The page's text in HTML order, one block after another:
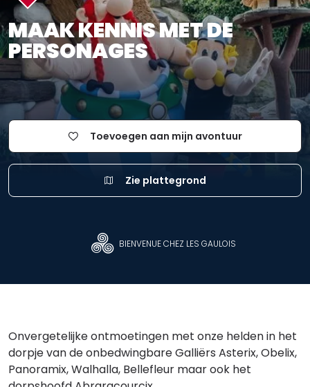
MAAK KENNIS MET DE
PERSONAGES
Toevoegen aan mijn avontuur
Zie plattegrond
BIENVENUE CHEZ LES GAULOIS
Onvergetelijke ontmoetingen met onze helden in het
dorpje van de onbedwingbare Galliërs Asterix, Obelix,
Panoramix, Walhalla, Bellefleur maar ook het